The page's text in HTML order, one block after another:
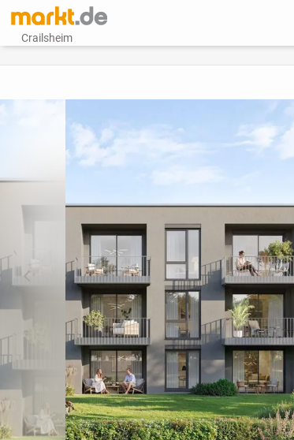
Crailsheim
vorheriges Bild